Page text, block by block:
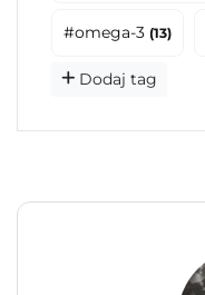
#omega-3 (13)
Dodaj tag